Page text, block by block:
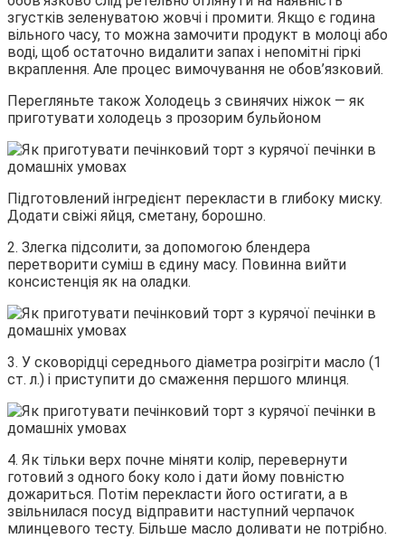
згустків зеленуватою жовчі і промити. Якщо є година
вільного часу, то можна замочити продукт в молоці або
воді, щоб остаточно видалити запах і непомітні гіркі
вкраплення. Але процес вимочування не обов’язковий.
Перегляньте також Холодець з свинячих ніжок — як
приготувати холодець з прозорим бульйоном
Підготовлений інгредієнт перекласти в глибоку миску.
Додати свіжі яйця, сметану, борошно.
2. Злегка підсолити, за допомогою блендера
перетворити суміш в єдину масу. Повинна вийти
консистенція як на оладки.
3. У сковорідці середнього діаметра розігріти масло (1
ст. л.) і приступити до смаження першого млинця.
4. Як тільки верх почне міняти колір, перевернути
готовий з одного боку коло і дати йому повністю
дожариться. Потім перекласти його остигати, а в
звільнилася посуд відправити наступний черпачок
млинцевого тесту. Більше масло доливати не потрібно.